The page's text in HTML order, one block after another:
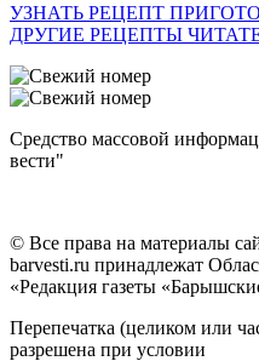
УЗНАТЬ РЕЦЕПТ
ДРУГИЕ РЕЦЕПТЫ
Средство массовой
вести"
© Все права на материалы
barvesti.ru принадлежат
«Редакция газеты
Перепечатка (целиком или
разрешена при условии